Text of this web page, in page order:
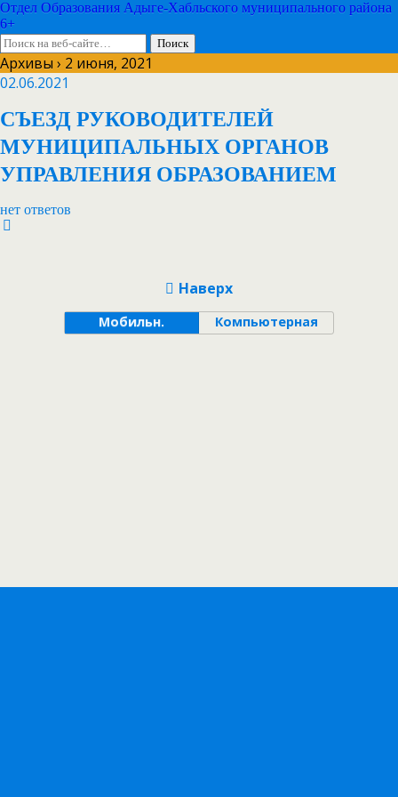
Отдел Образования Адыге-Хабльского муниципального района
6+
Архивы › 2 июня, 2021
02.06.2021
СЪЕЗД РУКОВОДИТЕЛЕЙ
МУНИЦИПАЛЬНЫХ ОРГАНОВ
УПРАВЛЕНИЯ ОБРАЗОВАНИЕМ
нет ответов
Наверх
Мобильн. Компьютерная